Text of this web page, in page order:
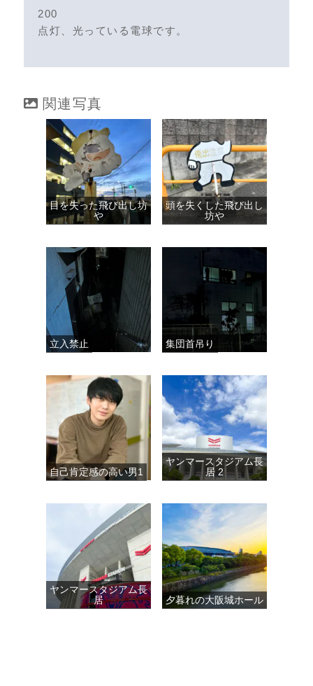
200
点灯、光っている電球です。
関連写真
目を失った飛び出し坊
や
頭を失くした飛び出し
坊や
立入禁止 集団首吊り
自己肯定感の高い男1
ヤンマースタジアム長
居 2
ヤンマースタジアム長
居
夕暮れの大阪城ホール